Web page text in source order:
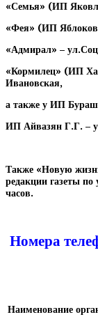
«Семья» (ИП
«Фея» (ИП
«Адмирал» –
«Кормилец» (ИП
Ивановская,
а также у ИП
ИП Айвазян Г.Г. –
Также «Новую
редакции газеты
часов.
Номера
Наименование